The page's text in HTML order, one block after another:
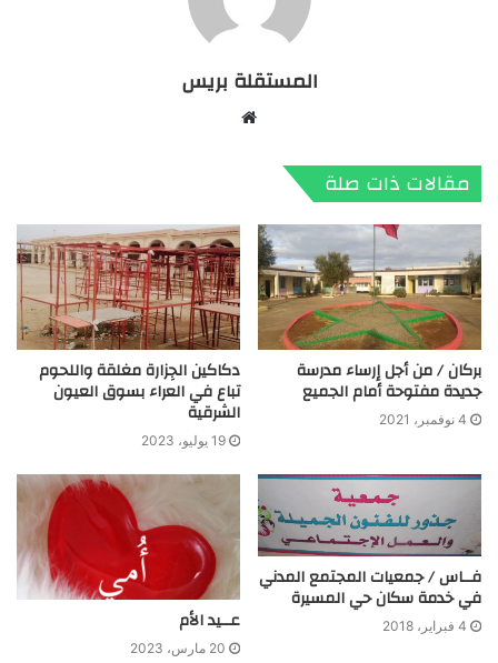
المستقلة بريس
مقالات ذات صلة
بركان / من أجل إرساء مدرسة
جديدة مفتوحة أمام الجميع
4 نوفمبر، 2021
دكاكين الجِزارة مغلقة واللحوم
تباع في العراء بسوق العيون
الشرقية
19 يوليو، 2023
فــاس / جمعيات المجتمع المدني
في خدمة سكان حي المسيرة
4 فبراير، 2018 عــيد الأم
20 مارس، 2023